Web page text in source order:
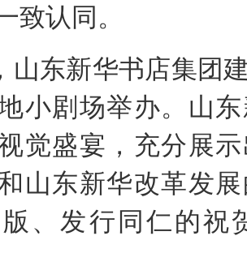
致认同。
山东新华书店集团
小剧场举办。山
觉盛宴，充分展
山东新华改革发
、发行同仁的祝